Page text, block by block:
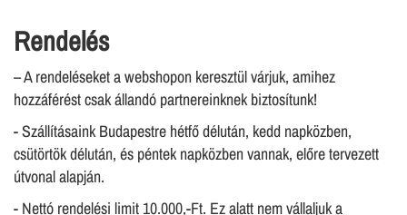
Rendelés
– A rendeléseket a webshopon keresztül várjuk, amihez
hozzáférést csak állandó partnereinknek biztosítunk!
- Szállításaink Budapestre hétfő délután, kedd napközben,
csütörtök délután, és péntek napközben vannak, előre tervezett
útvonal alapján.
- Nettó rendelési limit 10.000,-Ft. Ez alatt nem vállaljuk a